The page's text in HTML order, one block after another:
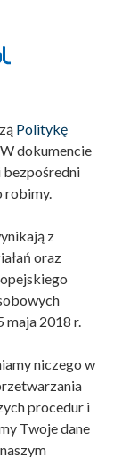
Politykę
dokumencie
bezpośredni
robimy.
z
oraz
maja 2018 r.
niczego w
procedur i
Twoje dane